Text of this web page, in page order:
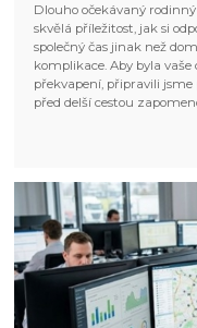
Dlouho očekávaný
skvělá příležitost, jak si
společný čas jinak než
komplikace. Aby byla
překvapení, připravili
před delší cestou